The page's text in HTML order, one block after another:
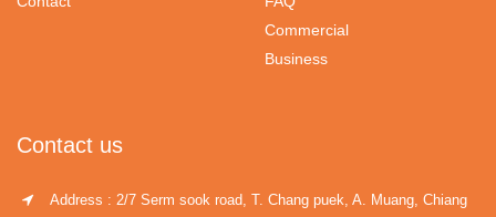
Commercial
Business
Contact us
Address : 2/7 Serm sook road, T. Chang puek, A. Muang, Chiang